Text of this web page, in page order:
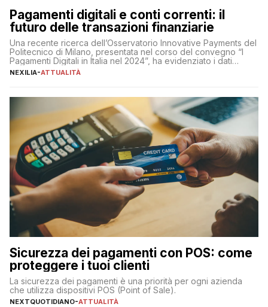
Pagamenti digitali e conti correnti: il
futuro delle transazioni finanziarie
Una recente ricerca dell’Osservatorio Innovative Payments del
Politecnico di Milano, presentata nel corso del convegno “I
Pagamenti Digitali in Italia nel 2024”, ha evidenziato i dati
definitivi del primo semestre 2024 relativamente alle
NEXILIA-ATTUALITÀ
Sicurezza dei pagamenti con POS: come
proteggere i tuoi clienti
La sicurezza dei pagamenti è una priorità per ogni azienda
che utilizza dispositivi POS (Point of Sale).
NEXTQUOTIDIANO-ATTUALITÀ